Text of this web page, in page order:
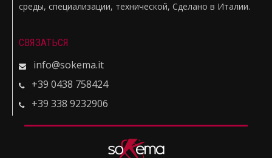
среды, специализации, технической, Сделано в Италии.
СВЯЗАТЬСЯ
info@sokema.it
+39 0438 758424
+39 338 9232906